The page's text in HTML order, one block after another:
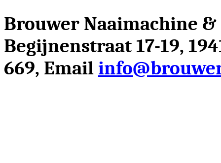
Brouwer Naaimachine
Begijnenstraat 17-19,
669, Email